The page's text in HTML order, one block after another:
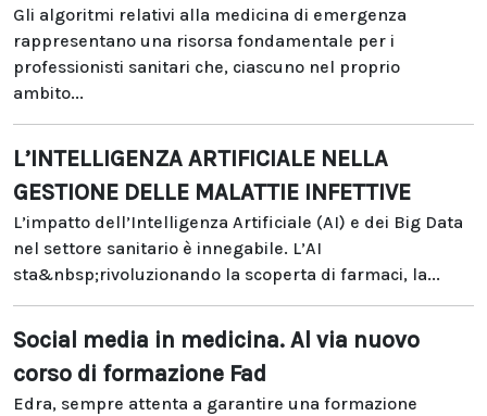
Gli algoritmi relativi alla medicina di emergenza
rappresentano una risorsa fondamentale per i
professionisti sanitari che, ciascuno nel proprio
ambito...
L’INTELLIGENZA ARTIFICIALE NELLA
GESTIONE DELLE MALATTIE INFETTIVE
L’impatto dell’Intelligenza Artificiale (AI) e dei Big Data
nel settore sanitario è innegabile. L’AI
sta&nbsp;rivoluzionando la scoperta di farmaci, la...
Social media in medicina. Al via nuovo
corso di formazione Fad
Edra, sempre attenta a garantire una formazione